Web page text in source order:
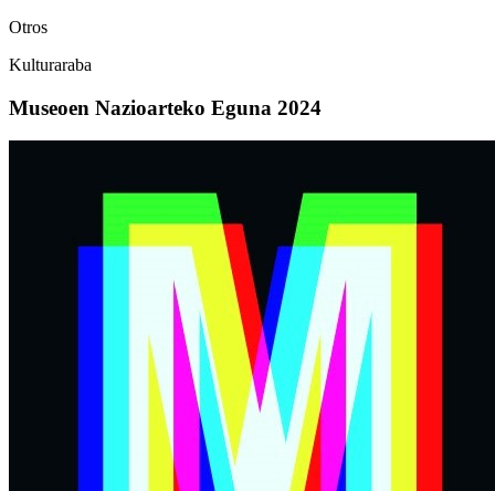
Otros
Kulturaraba
Museoen Nazioarteko Eguna 2024